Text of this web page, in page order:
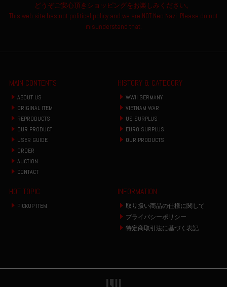
どうぞご安心頂きショッピングをお楽しみください。
This web site has not political policy and we are NOT Neo Nazi. Please do not
misunderstand that.
MAIN CONTENTS
ABOUT US
ORIGINAL ITEM
REPRODUCTS
OUR PRODUCT
USER GUIDE
ORDER
AUCTION
CONTACT
HISTORY & CATEGORY
WWII GERMANY
VIETNAM WAR
US SURPLUS
EURO SURPLUS
OUR PRODUCTS
HOT TOPIC
PICKUP ITEM
INFORMATION
取り扱い商品の仕様に関して
プライバシーポリシー
特定商取引法に基づく表記